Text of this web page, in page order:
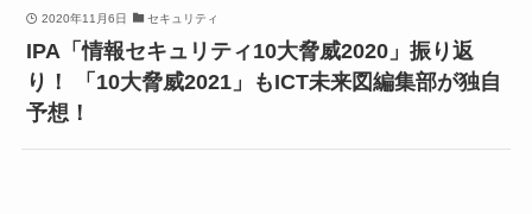
2020年11月6日 セキュリティ
IPA「情報セキュリティ10大脅威2020」振り返
り！ 「10大脅威2021」もICT未来図編集部が独自
予想！